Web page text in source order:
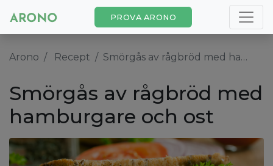
PROVA ARONO
Arono Recept Smörgås av rågbröd med hamburgare och ost
Smörgås av rågbröd med
hamburgare och ost